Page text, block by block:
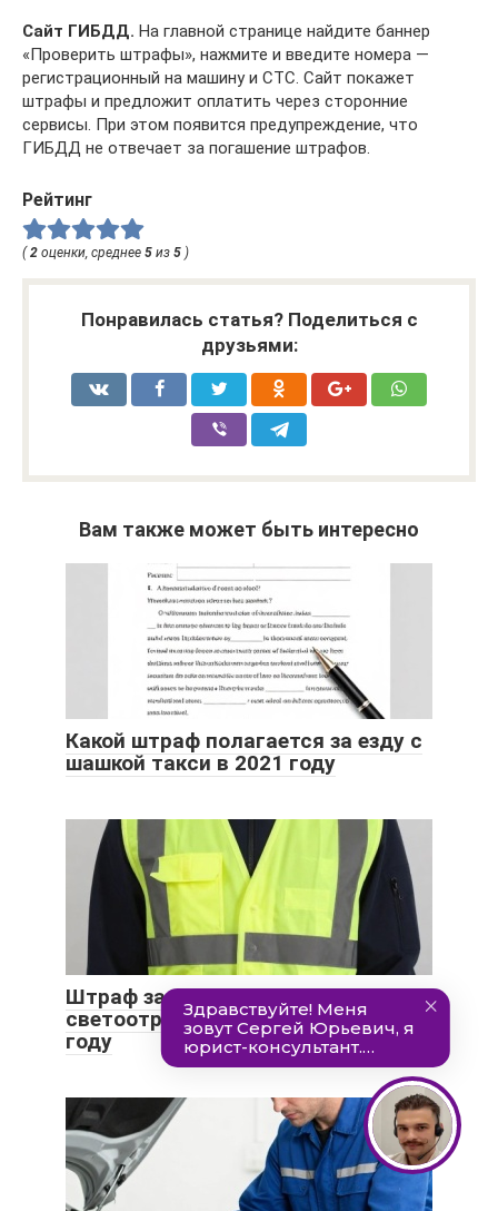
Сайт ГИБДД. На главной странице найдите баннер
«Проверить штрафы», нажмите и введите номера —
регистрационный на машину и СТС. Сайт покажет
штрафы и предложит оплатить через сторонние
сервисы. При этом появится предупреждение, что
ГИБДД не отвечает за погашение штрафов.
Рейтинг
(2 оценки, среднее 5 из 5 )
Понравилась статья? Поделиться с
друзьями:
Вам также может быть интересно
Какой штраф полагается за езду с
шашкой такси в 2021 году
Штраф за отсутствие
светоотражающего жилета в 2021
году